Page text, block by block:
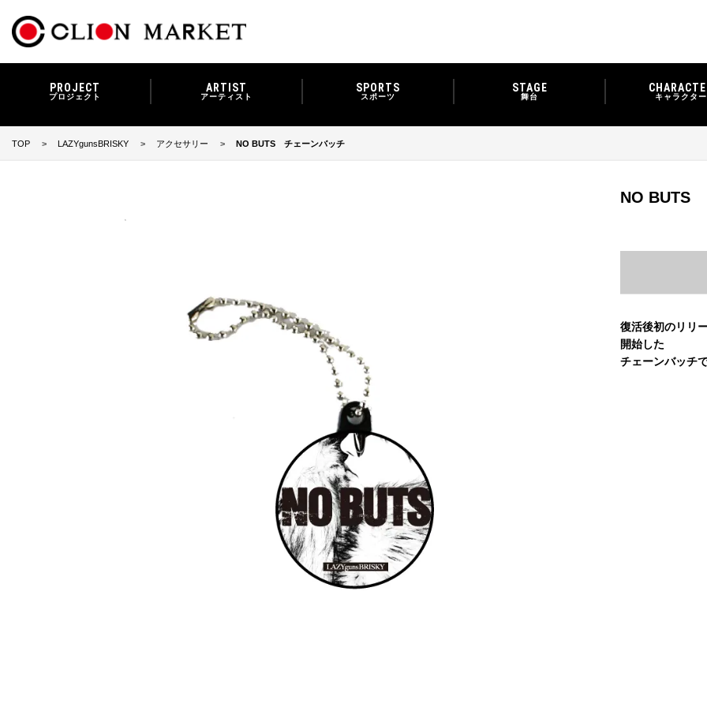
PROJECT
プロジェクト
ARTIST
アーティスト
SPORTS
スポーツ
STAGE
舞台 キャラクター
TOP LAZYgunsBRISKY アクセサリー NO BUTS チェーンバッチ
NO BUTS
復活後初のリリ
開始した
チェーンバッチ